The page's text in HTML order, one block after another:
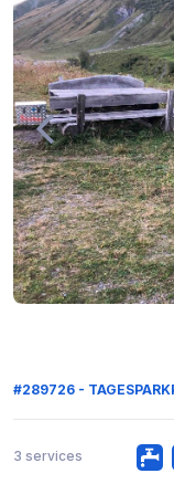
#289726 -
3 services